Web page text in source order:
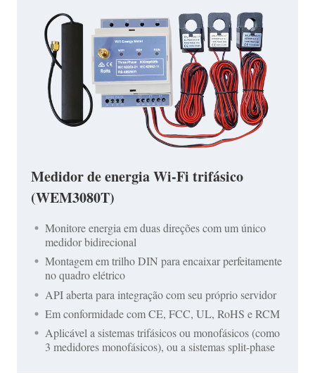
Medidor de energia Wi-Fi trifásico
(WEM3080T)
Monitore energia em duas direções com um único
medidor bidirecional
Montagem em trilho DIN para encaixar perfeitamente
no quadro elétrico
API aberta para integração com seu próprio servidor
Em conformidade com CE, FCC, UL, RoHS e RCM
Aplicável a sistemas trifásicos ou monofásicos (como
3 medidores monofásicos), ou a sistemas split-phase